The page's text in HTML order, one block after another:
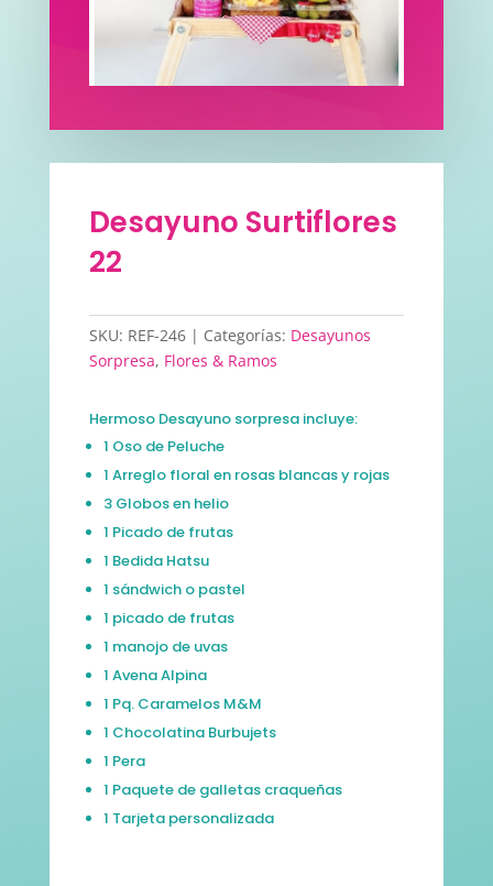
Desayuno Surtiflores
22
SKU: REF-246 Categorías: Desayunos
Sorpresa, Flores & Ramos
Hermoso Desayuno sorpresa incluye:
1 Oso de Peluche
1 Arreglo floral en rosas blancas y rojas
3 Globos en helio
1 Picado de frutas
1 Bedida Hatsu
1 sándwich o pastel
1 picado de frutas
1 manojo de uvas
1 Avena Alpina
1 Pq. Caramelos M&M
1 Chocolatina Burbujets
1 Pera
1 Paquete de galletas craqueñas
1 Tarjeta personalizada